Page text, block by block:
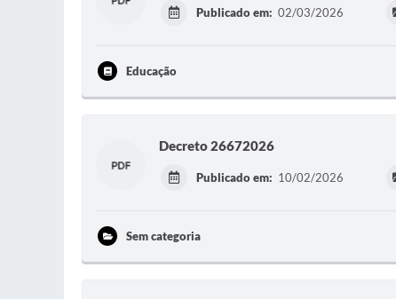
Publicado em: 02/03/2026
Educação
Decreto 26672026
Publicado em: 10/02/2026
Sem categoria